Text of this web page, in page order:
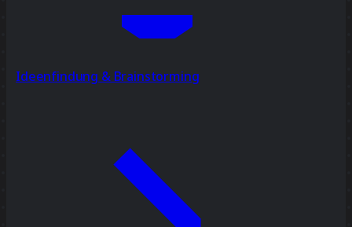
Ideenfindung & Brainstorming